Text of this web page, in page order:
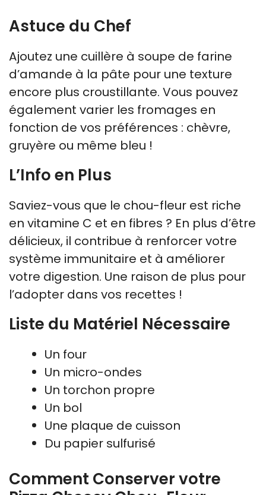
Astuce du Chef
Ajoutez une cuillère à soupe de farine
d’amande à la pâte pour une texture
encore plus croustillante. Vous pouvez
également varier les fromages en
fonction de vos préférences : chèvre,
gruyère ou même bleu !
L’Info en Plus
Saviez-vous que le chou-fleur est riche
en vitamine C et en fibres ? En plus d’être
délicieux, il contribue à renforcer votre
système immunitaire et à améliorer
votre digestion. Une raison de plus pour
l’adopter dans vos recettes !
Liste du Matériel Nécessaire
Un four
Un micro-ondes
Un torchon propre
Un bol
Une plaque de cuisson
Du papier sulfurisé
Comment Conserver votre